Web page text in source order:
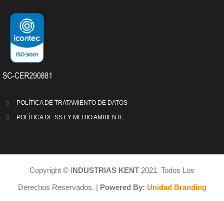
POLÍTICA DE TRATAMIENTO DE DATOS
POLÍTICA DE SST Y MEDIO AMBIENTE
Copyright © INDUSTRIAS KENT 2021. Todos Los
Derechos Reservados. | Powered By: Unidad Branding